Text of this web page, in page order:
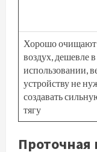
Хорошо очищают
воздух, дешевле в
использовании,
устройству не
создавать
тягу